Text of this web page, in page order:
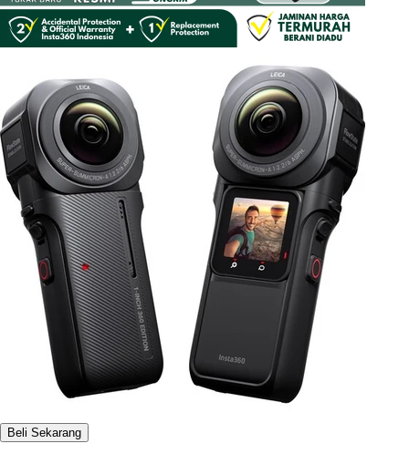
Beli Sekarang